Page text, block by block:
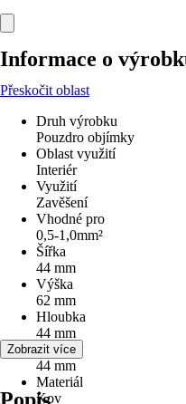
Informace o
Přeskočit oblast
Druh výrobku
Pouzdro objímky
Oblast využití
Interiér
Využití
Zavěšení
Vhodné pro
0,5-1,0mm²
Šířka
44 mm
Výška
62 mm
Hloubka
44 mm
Průměr
44 mm
Materiál
Kov
Zobrazit více